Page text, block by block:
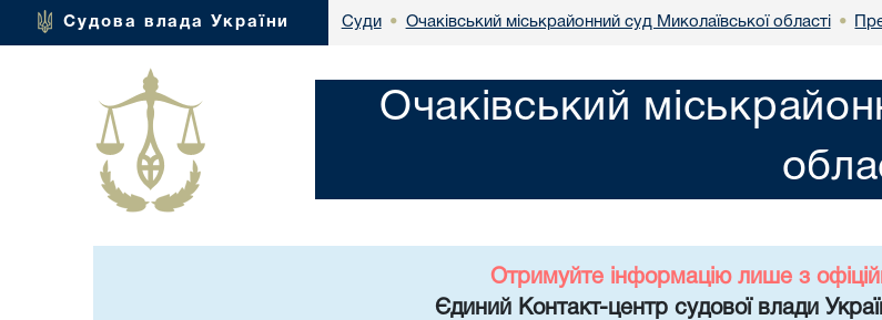
Судова влада України Суди • Очаківський міськрайонний суд Миколаївської області •
Очаківський
Отримуйте інформацію лише з
Єдиний Контакт-центр судової влади